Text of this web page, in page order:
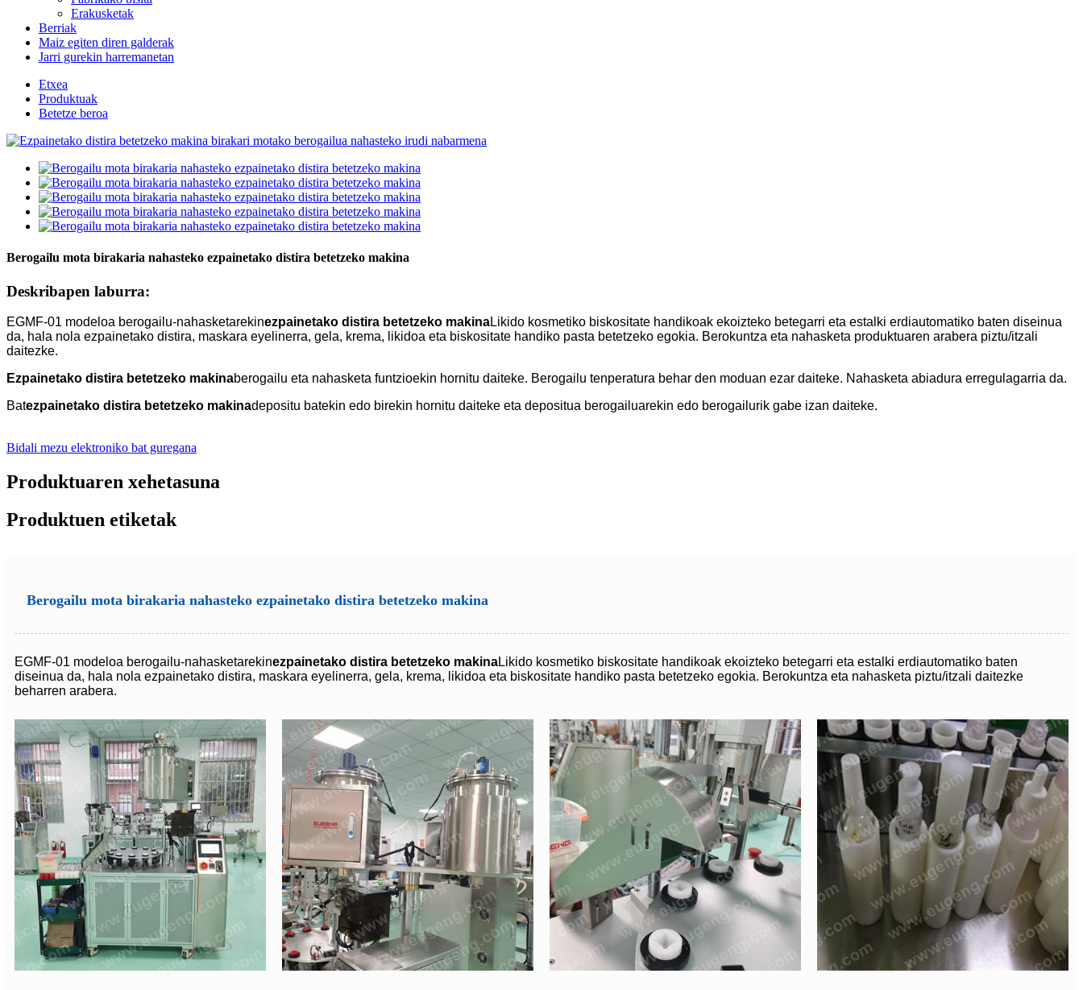
Erakusketak
Berriak
Maiz egiten diren galderak
Jarri gurekin harremanetan
Etxea
Produktuak
Betetze beroa
Berogailu mota birakaria nahasteko ezpainetako distira betetzeko makina
Deskribapen laburra:
EGMF-01 modeloa berogailu-nahasketarekinezpainetako distira betetzeko makinaLikido kosmetiko biskositate handikoak ekoizteko betegarri eta estalki erdiautomatiko baten diseinua
da, hala nola ezpainetako distira, maskara eyelinerra, gela, krema, likidoa eta biskositate handiko pasta betetzeko egokia. Berokuntza eta nahasketa produktuaren arabera piztu/itzali
daitezke.
Ezpainetako distira betetzeko makinaberogailu eta nahasketa funtzioekin hornitu daiteke. Berogailu tenperatura behar den moduan ezar daiteke. Nahasketa abiadura erregulagarria da.
Batezpainetako distira betetzeko makinadepositu batekin edo birekin hornitu daiteke eta depositua berogailuarekin edo berogailurik gabe izan daiteke.
Bidali mezu elektroniko bat guregana
Produktuaren xehetasuna
Produktuen etiketak
Berogailu mota birakaria nahasteko ezpainetako distira betetzeko makina
EGMF-01 modeloa berogailu-nahasketarekinezpainetako distira betetzeko makinaLikido kosmetiko biskositate handikoak ekoizteko betegarri eta estalki erdiautomatiko baten
diseinua da, hala nola ezpainetako distira, maskara eyelinerra, gela, krema, likidoa eta biskositate handiko pasta betetzeko egokia. Berokuntza eta nahasketa piztu/itzali daitezke
beharren arabera.